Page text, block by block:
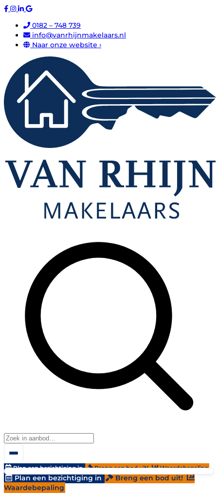
0182 – 748 739
info@vanrhijnmakelaars.nl
Naar onze website ›
Plan een bezichtiging in Breng een bod uit! Waardebepaling
Plan een bezichtiging in
Breng een bod uit!
Waardebepaling